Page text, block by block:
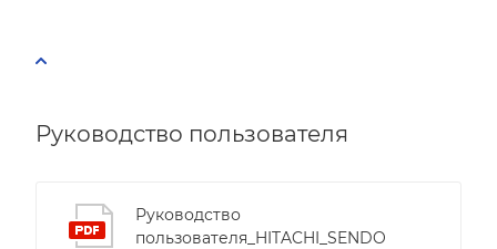
Руководство пользователя
Руководство
пользователя_HITACHI_SENDO